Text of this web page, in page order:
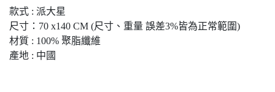
款式 : 派大星
尺寸：70 x140 CM (尺寸、重量 誤差3%皆為正常範圍)
材質 : 100% 聚脂纖維
產地 : 中國